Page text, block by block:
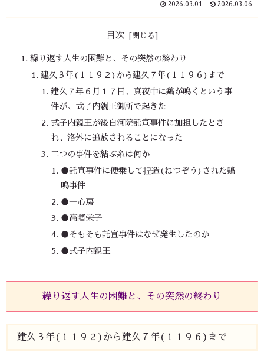
2026.03.01 2026.03.06
目次
繰り返す人生の困難と、その突然の終わり
建久３年(１１９２)から建久７年(１１９６)まで
建久７年６月１７日、真夜中に鶏が鳴くという事
件が、式子内親王御所で起きた
式子内親王が後白河院託宣事件に加担したとさ
れ、洛外に追放されることになった
二つの事件を結ぶ糸は何か
●託宣事件に便乗して捏造(ねつぞう)された鶏
鳴事件
●一心房
●高階栄子
●そもそも託宣事件はなぜ発生したのか
●式子内親王
繰り返す人生の困難と、その突然の終わり
建久３年(１１９２)から建久７年(１１９６)まで